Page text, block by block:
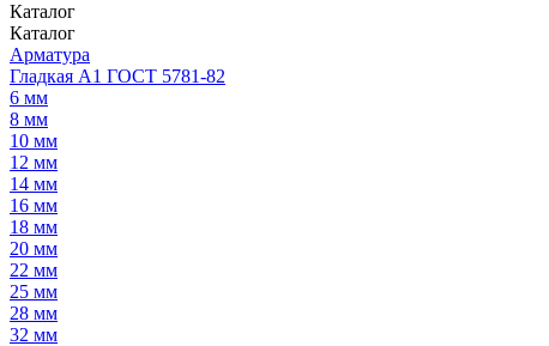
Каталог
Каталог
Арматура
Гладкая А1 ГОСТ 5781-82
6 мм
8 мм
10 мм
12 мм
14 мм
16 мм
18 мм
20 мм
22 мм
25 мм
28 мм
32 мм